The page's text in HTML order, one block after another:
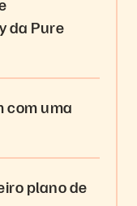
da Pure
com uma
plano de